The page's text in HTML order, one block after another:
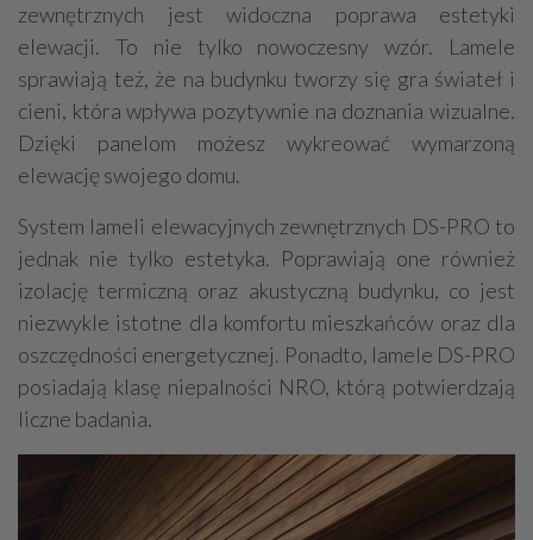
zewnętrznych jest widoczna poprawa estetyki
elewacji. To nie tylko nowoczesny wzór. Lamele
sprawiają też, że na budynku tworzy się gra świateł i
cieni, która wpływa pozytywnie na doznania wizualne.
Dzięki panelom możesz wykreować wymarzoną
elewację swojego domu.
System lameli elewacyjnych zewnętrznych DS-PRO to
jednak nie tylko estetyka. Poprawiają one również
izolację termiczną oraz akustyczną budynku, co jest
niezwykle istotne dla komfortu mieszkańców oraz dla
oszczędności energetycznej. Ponadto, lamele DS-PRO
posiadają klasę niepalności NRO, którą potwierdzają
liczne badania.